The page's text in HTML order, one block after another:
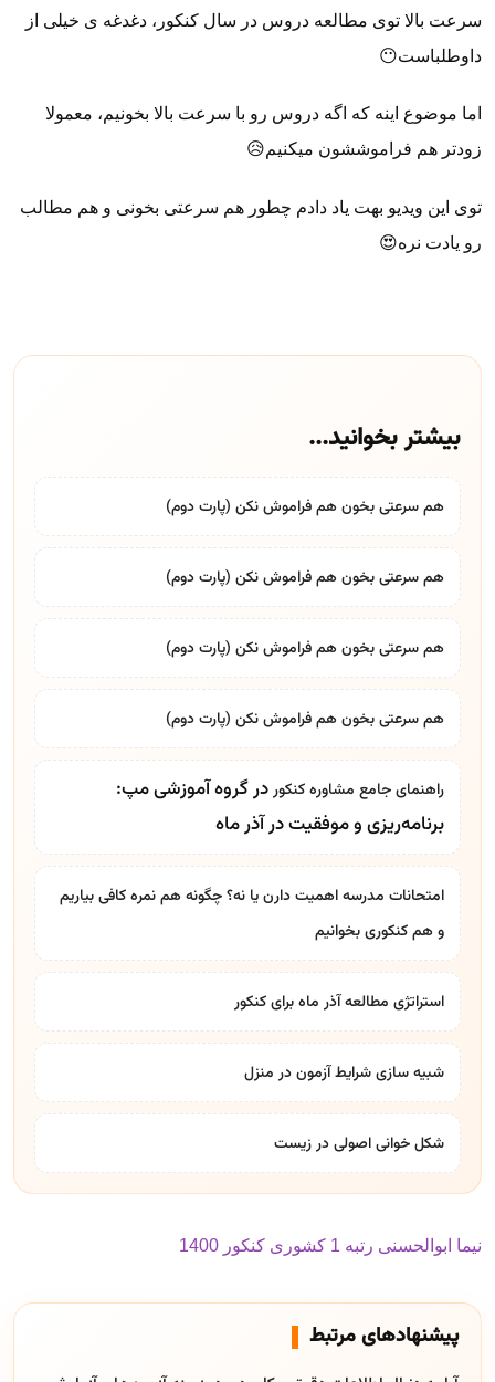
سرعت بالا توی مطالعه دروس در سال کنکور، دغدغه ی خیلی از
داوطلباست😶
اما موضوع اینه که اگه دروس رو با سرعت بالا بخونیم، معمولا
زودتر هم فراموششون میکنیم😥
توی این ویدیو بهت یاد دادم چطور هم سرعتی بخونی و هم مطالب
رو یادت نره😍
بیشتر بخوانید...
هم سرعتی بخون هم فراموش نکن (پارت دوم)
هم سرعتی بخون هم فراموش نکن (پارت دوم)
هم سرعتی بخون هم فراموش نکن (پارت دوم)
هم سرعتی بخون هم فراموش نکن (پارت دوم)
راهنمای جامع مشاوره کنکوردر گروه آموزشی مپ:
برنامه‌ریزی و موفقیت در آذر ماه
امتحانات مدرسه اهمیت دارن یا نه؟ چگونه هم نمره کافی بیاریم
و هم کنکوری بخوانیم
استراتژی مطالعه آذر ماه برای کنکور
شبیه سازی شرایط آزمون در منزل
شکل خوانی اصولی در زیست
نیما ابوالحسنی رتبه 1 کشوری کنکور 1400
پیشنهادهای مرتبط